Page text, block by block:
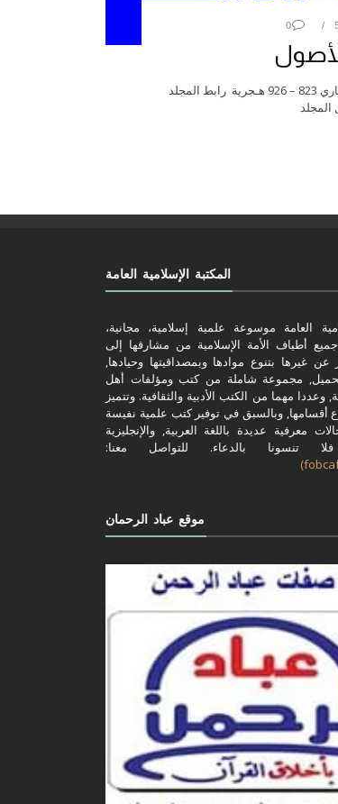
0
– غاية الوصول في شرح لب الأصول – زكريا بن محمد بن أحمد بن زكريا الأنصاري 823 – 926 هـجرية رابط المجلد
المكتبة الإسلامية العامة
العامة موسوعة علمية إسلامية، مجانية،
أطياف الأمة الإسلامية من مشارقها إلى
عن غيرها بتنوع موادها وبمصداقيتها وحيادها,
مجموعة شاملة من كتب ومؤلفات أهل
وعددا مهما من الكتب الأدبية والثقافية. وتتميز
أقسامها, وبالسبق في توفير كتب علمية نفيسة
معرفية عديدة باللغة العربية, والإنجليزية
فلا تنسونا بالدعاء. للتواصل معنا:
موقع عباد الرحمان